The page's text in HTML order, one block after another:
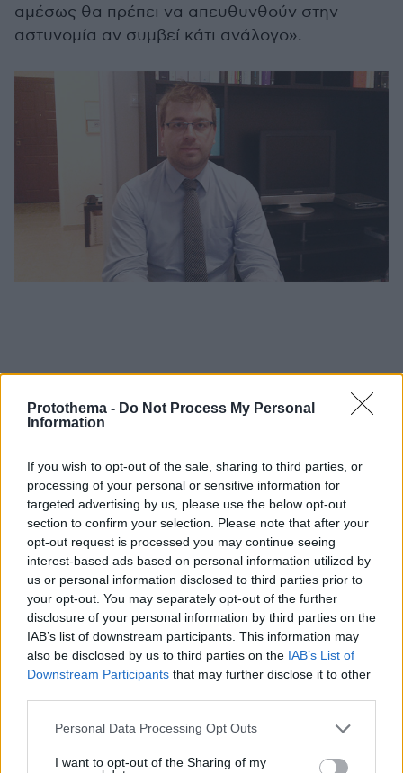
Protothema - Do Not Process My Personal
Information
If you wish to opt-out of the sale, sharing to third parties, or
processing of your personal or sensitive information for
targeted advertising by us, please use the below opt-out
section to confirm your selection. Please note that after your
opt-out request is processed you may continue seeing
interest-based ads based on personal information utilized by
us or personal information disclosed to third parties prior to
your opt-out. You may separately opt-out of the further
disclosure of your personal information by third parties on the
IAB’s list of downstream participants. This information may
also be disclosed by us to third parties on the IAB’s List of
Downstream Participants that may further disclose it to other
Please note that this website/app uses one or more Google
not limited to your visit or usage behaviour. You may click to
Personal Data Processing Opt Outs
I want to opt-out of the Sharing of my
αμέσως θα πρέπει να απευθυνθούν στην
αστυνομία αν συμβεί κάτι ανάλογο».